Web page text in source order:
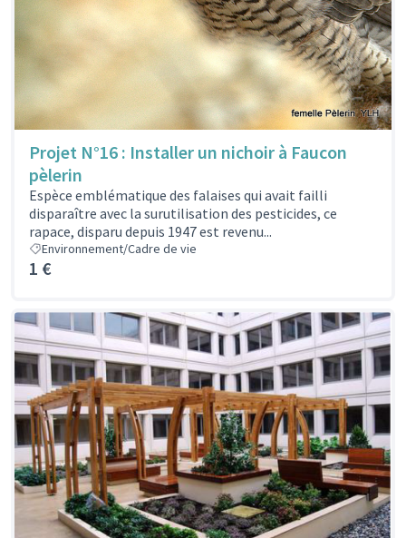
Projet N°16 : Installer un nichoir à Faucon
pèlerin
Espèce emblématique des falaises qui avait failli
disparaître avec la surutilisation des pesticides, ce
rapace, disparu depuis 1947 est revenu...
Environnement/Cadre de vie
1 €